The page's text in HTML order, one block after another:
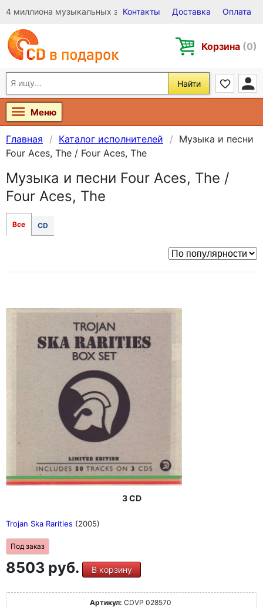
4 миллиона музыкальных записей на Виниле, CD и DVD
Контакты Доставка Оплата
Корзина (0)
Найти
Меню
Главная Каталог исполнителей
Музыка и песни
Four Aces, The / Four Aces, The
Музыка и песни Four Aces, The /
Four Aces, The
Все CD
3 CD
Trojan Ska Rarities (2005)
Под заказ
8503 руб. В корзину
Артикул: CDVP 028570